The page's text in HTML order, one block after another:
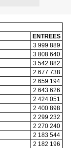
ENTREES
3 999 889
3 808 640
3 542 882
2 677 738
2 659 194
2 643 626
2 424 051
2 400 898
2 299 232
2 270 240
2 183 544
2 182 196